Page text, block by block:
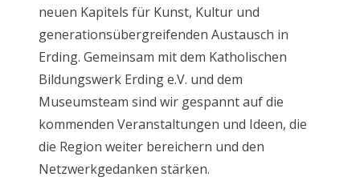
neuen Kapitels für Kunst, Kultur und
generationsübergreifenden Austausch in
Erding. Gemeinsam mit dem Katholischen
Bildungswerk Erding e.V. und dem
Museumsteam sind wir gespannt auf die
kommenden Veranstaltungen und Ideen, die
die Region weiter bereichern und den
Netzwerkgedanken stärken.